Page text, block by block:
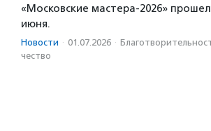
«Московские мастера-2026»
июня.
Новости · 01.07.2026 ·
чест­во